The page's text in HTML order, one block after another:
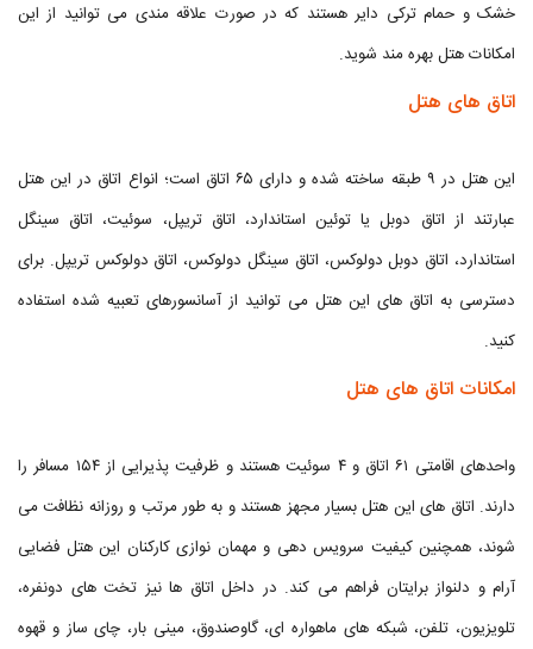
خشک و حمام ترکی دایر هستند که در صورت علاقه مندی می توانید از این
امکانات هتل بهره مند شوید.
اتاق های هتل
این هتل در ۹ طبقه ساخته شده و دارای ۶۵ اتاق است؛ انواع اتاق در این هتل
عبارتند از اتاق دوبل یا توئين استاندارد، اتاق تریپل، سوئيت، اتاق سینگل
استاندارد، اتاق دوبل دولوکس، اتاق سینگل دولوکس، اتاق دولوکس تریپل. برای
دسترسی به اتاق های این هتل می توانید از آسانسورهای تعبیه شده استفاده
کنید.
امکانات اتاق های هتل
واحدهای اقامتی ۶۱ اتاق و ۴ سوئيت هستند و ظرفیت پذیرایی از ۱۵۴ مسافر را
دارند. اتاق های این هتل بسیار مجهز هستند و به طور مرتب و روزانه نظافت می
شوند، همچنین کیفیت سرویس دهی و مهمان نوازی کارکنان این هتل فضایی
آرام و دلنواز برایتان فراهم می کند. در داخل اتاق ها نیز تخت‌ های دونفره،
تلویزیون، تلفن، شبکه های ماهواره‌ ای، گاوصندوق، مینی‌ بار، چای ساز و قهوه